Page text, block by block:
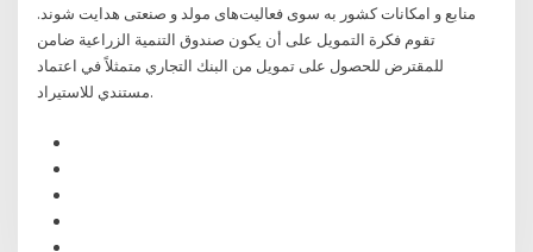
منابع و امکانات کشور به سوی فعالیت‌های مولد و صنعتی هدایت ‌شوند.
تقوم فكرة التمويل على أن يكون صندوق التنمية الزراعية ضامن
للمقترض للحصول على تمويل من البنك التجاري متمثلاً في اعتماد
مستندي للاستيراد.